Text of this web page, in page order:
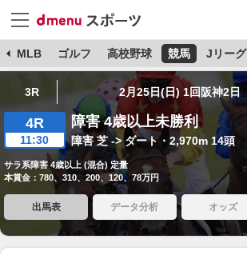
MLB ゴルフ 高校野球 競馬 Jリーグ
3R 2月25日(日) 1回阪神2日
4R
11:30
障害 4歳以上未勝利
障害 芝 -> ダート・2,970m 14頭
サラ系障害 4歳以上 (混合) 定量
本賞金：780、310、200、120、78万円
出馬表 データ分析 オッズ